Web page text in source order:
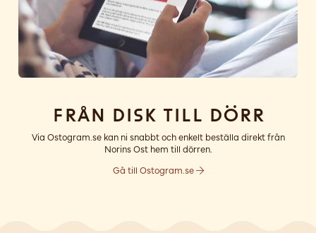
Från disk till dörr
Via Ostogram.se kan ni snabbt och enkelt beställa direkt från
Norins Ost hem till dörren.
Gå till Ostogram.se